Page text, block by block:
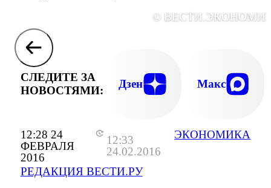
12:28 24
ФЕВРАЛЯ
2016
12:33
24.02.2016
РЕДАКЦИЯ ВЕСТИ.РУ
ЭКОНОМИКА
©
СЛЕДИТЕ ЗА
НОВОСТЯМИ:
Дзен Макс